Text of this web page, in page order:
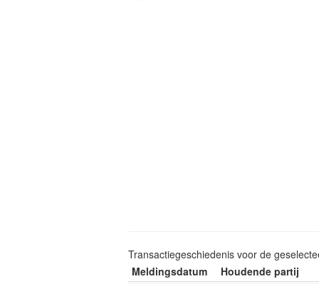
Transactiegeschiedenis voor de
Meldingsdatum
Houdende partij